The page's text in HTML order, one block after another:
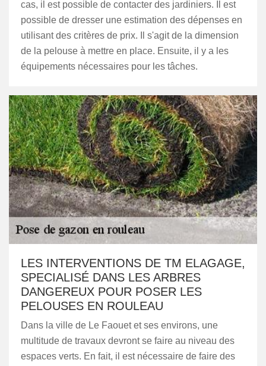
cas, il est possible de contacter des jardiniers. Il est
possible de dresser une estimation des dépenses en
utilisant des critères de prix. Il s'agit de la dimension
de la pelouse à mettre en place. Ensuite, il y a les
équipements nécessaires pour les tâches.
LES INTERVENTIONS DE TM ELAGAGE,
SPECIALISÉ DANS LES ARBRES
DANGEREUX POUR POSER LES
PELOUSES EN ROULEAU
Dans la ville de Le Faouet et ses environs, une
multitude de travaux devront se faire au niveau des
espaces verts. En fait, il est nécessaire de faire des